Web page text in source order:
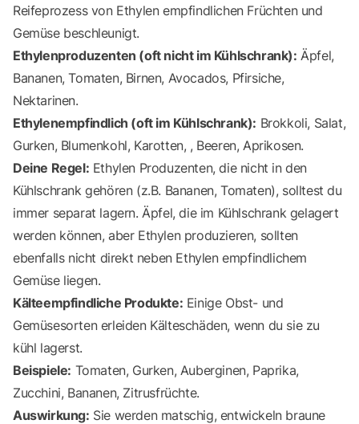
Reifeprozess von Ethylen empfindlichen Früchten und
Gemüse beschleunigt.
Ethylenproduzenten (oft nicht im Kühlschrank): Äpfel,
Bananen, Tomaten, Birnen, Avocados, Pfirsiche,
Nektarinen.
Ethylenempfindlich (oft im Kühlschrank): Brokkoli, Salat,
Gurken, Blumenkohl, Karotten, , Beeren, Aprikosen.
Deine Regel: Ethylen Produzenten, die nicht in den
Kühlschrank gehören (z.B. Bananen, Tomaten), solltest du
immer separat lagern. Äpfel, die im Kühlschrank gelagert
werden können, aber Ethylen produzieren, sollten
ebenfalls nicht direkt neben Ethylen empfindlichem
Gemüse liegen.
Kälteempfindliche Produkte: Einige Obst- und
Gemüsesorten erleiden Kälteschäden, wenn du sie zu
kühl lagerst.
Beispiele: Tomaten, Gurken, Auberginen, Paprika,
Zucchini, Bananen, Zitrusfrüchte.
Auswirkung: Sie werden matschig, entwickeln braune